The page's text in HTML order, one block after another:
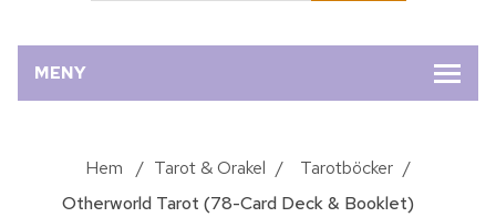
MENY
Hem / Tarot & Orakel / Tarotböcker /
Otherworld Tarot (78-Card Deck & Booklet)